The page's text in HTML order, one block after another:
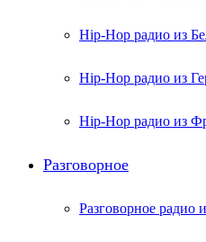
Hip-Hop радио из
Hip-Hop радио из
Hip-Hop радио из
Разговорное
Разговорное радио